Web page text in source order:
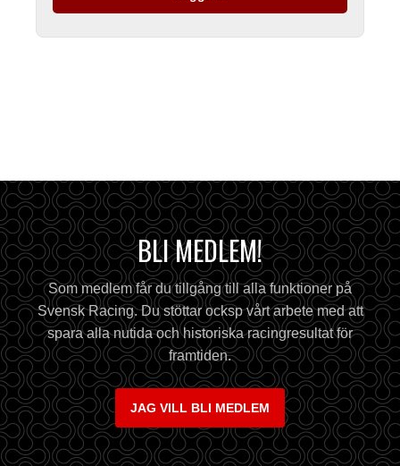
BLI MEDLEM!
Som medlem får du tillgång till alla funktioner på
Svensk Racing. Du stöttar ocksp vårt arbete med att
spara alla nutida och historiska racingresultat för
framtiden.
JAG VILL BLI MEDLEM